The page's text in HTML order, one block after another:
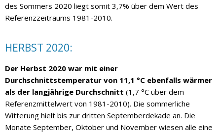
des Sommers 2020 liegt somit 3,7% über dem Wert des
Referenzzeitraums 1981-2010.
HERBST 2020:
Der Herbst 2020 war mit einer
Durchschnittstemperatur von 11,1 °C ebenfalls wärmer
als der langjährige Durchschnitt (1,7 °C über dem
Referenzmittelwert von 1981-2010). Die sommerliche
Witterung hielt bis zur dritten Septemberdekade an. Die
Monate September, Oktober und November wiesen alle eine